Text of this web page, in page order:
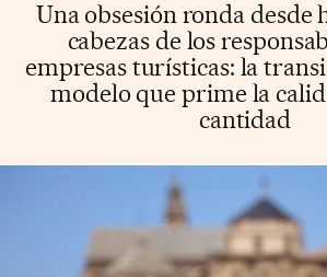
Una obsesión ronda desde
cabezas de los
empresas turísticas: la
modelo que prime la
cantidad